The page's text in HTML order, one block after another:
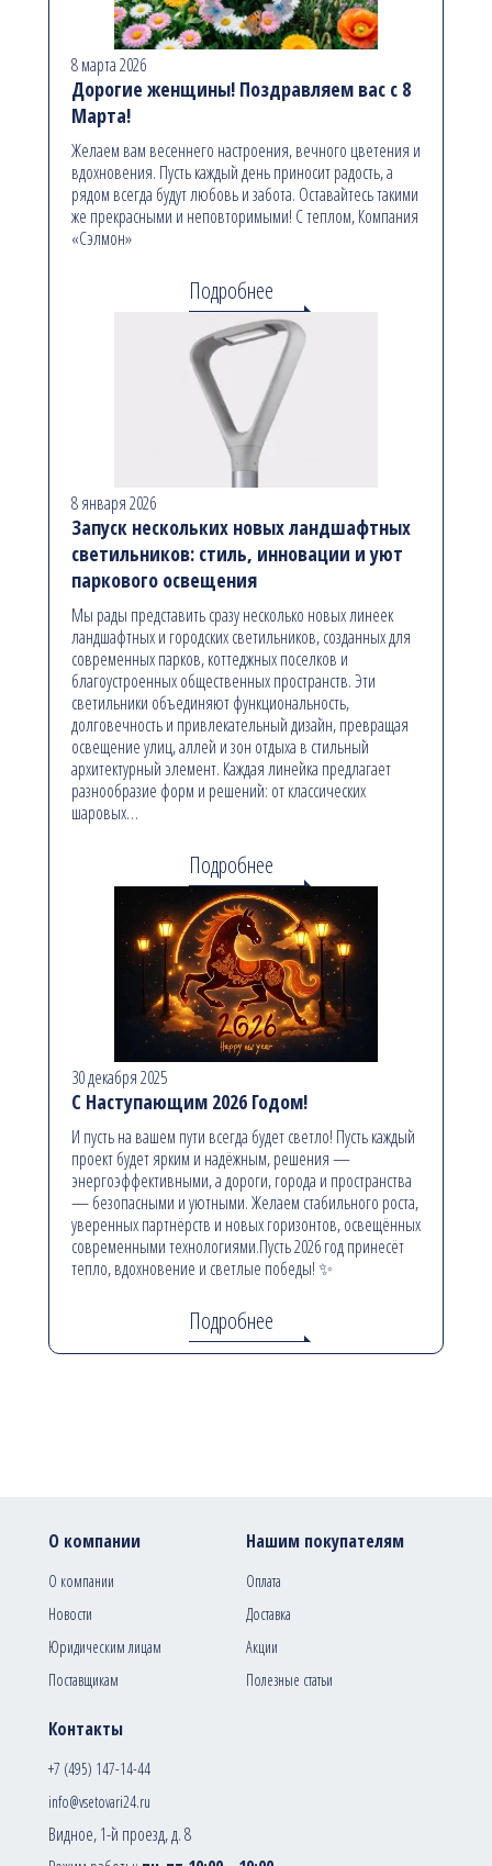
8 марта 2026
Дорогие женщины! Поздравляем вас с 8
Марта!
Желаем вам весеннего настроения, вечного цветения и
вдохновения. Пусть каждый день приносит радость, а
рядом всегда будут любовь и забота. Оставайтесь такими
же прекрасными и неповторимыми! С теплом, Компания
«Сэлмон»
Подробнее
8 января 2026
Запуск нескольких новых ландшафтных
светильников: стиль, инновации и уют
паркового освещения
Мы рады представить сразу несколько новых линеек
ландшафтных и городских светильников, созданных для
современных парков, коттеджных поселков и
благоустроенных общественных пространств. Эти
светильники объединяют функциональность,
долговечность и привлекательный дизайн, превращая
освещение улиц, аллей и зон отдыха в стильный
архитектурный элемент. Каждая линейка предлагает
разнообразие форм и решений: от классических
шаровых…
Подробнее
30 декабря 2025
С Наступающим 2026 Годом!
И пусть на вашем пути всегда будет светло! Пусть каждый
проект будет ярким и надёжным, решения —
энергоэффективными, а дороги, города и пространства
— безопасными и уютными. Желаем стабильного роста,
уверенных партнёрств и новых горизонтов, освещённых
современными технологиями.Пусть 2026 год принесёт
тепло, вдохновение и светлые победы! ✨
Подробнее
Контакты
+7 (495) 147-14-44
info@vsetovari24.ru
Видное, 1-й проезд, д. 8
О компании
О компании
Новости
Юридическим лицам
Поставщикам
Нашим покупателям
Оплата
Доставка
Акции
Полезные статьи